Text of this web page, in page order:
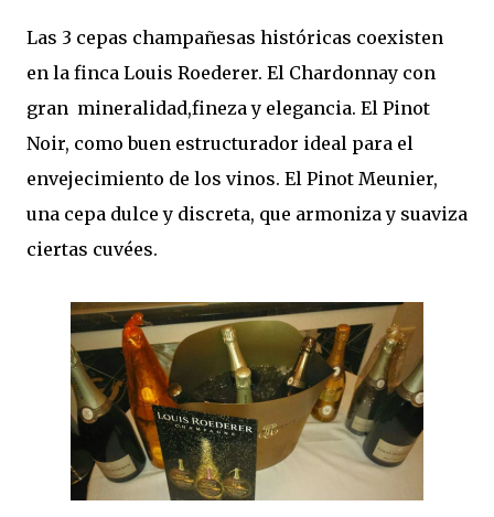
Las 3 cepas champañesas históricas coexisten
en la finca Louis Roederer. El Chardonnay con
gran mineralidad,fineza y elegancia. El Pinot
Noir, como buen estructurador ideal para el
envejecimiento de los vinos. El Pinot Meunier,
una cepa dulce y discreta, que armoniza y suaviza
ciertas cuvées.